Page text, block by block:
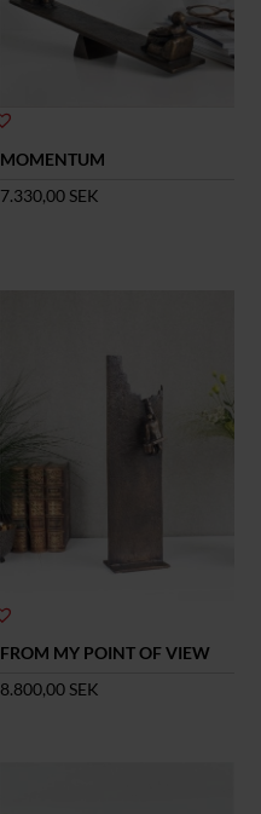
MOMENTUM
7.330,00 SEK
FROM MY POINT OF VIEW
8.800,00 SEK